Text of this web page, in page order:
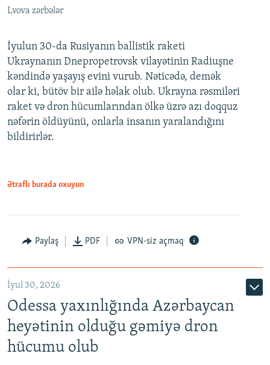
Lvova zərbələr
İyulun 30-da Rusiyanın ballistik raketi
Ukraynanın Dnepropetrovsk vilayətinin Radiuşne
kəndində yaşayış evini vurub. Nəticədə, demək
olar ki, bütöv bir ailə həlak olub. Ukrayna rəsmiləri
raket və dron hücumlarından ölkə üzrə azı doqquz
nəfərin öldüyünü, onlarla insanın yaralandığını
bildirirlər.
Ətraflı burada oxuyun
Paylaş PDF VPN-siz açmaq
İyul 30, 2026
Odessa yaxınlığında Azərbaycan
heyətinin olduğu gəmiyə dron
hücumu olub